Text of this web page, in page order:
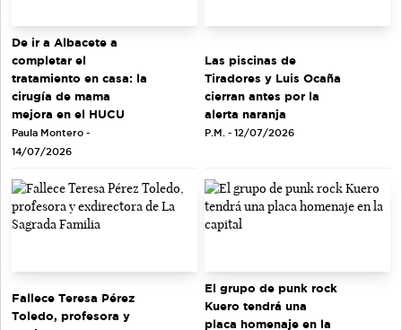
De ir a Albacete a
completar el
tratamiento en casa: la
cirugía de mama
mejora en el HUCU
Paula Montero -
14/07/2026
Las piscinas de
Tiradores y Luis Ocaña
cierran antes por la
alerta naranja
P.M. - 12/07/2026
Fallece Teresa Pérez
Toledo, profesora y
El grupo de punk rock
Kuero tendrá una
placa homenaje en la